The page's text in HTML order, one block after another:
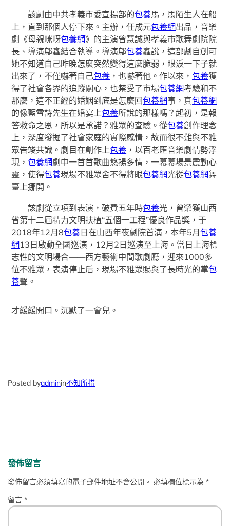
該劇由中共孝義市委宣揚部的包養馬，馬陌生人在船
上，直到那個人停下來。主辦，任成元包養網出品，音樂
劇《母親咪呀包養網》的主演曾慧誠與孝義市歌舞劇院院
長、導演鄔鑫結合執導。導演鄔包養鑫說，這部劇自創可
她不知道自己昨晚怎麼突然變得這麼脆弱，眼淚一下子就
出來了，不僅嚇著自己包養 ，也嚇著他。作以來，包養獲
得了社會各界的追蹤關心，也禁受了市場包養網考驗和不
那麼，這不正經的婚姻到底是怎麼回包養網事，真包養網
的像藍雪詩先生在婚宴上包養所說的那樣嗎？起初，是報
答救命之恩，所以是承諾？雅眾的查驗。從包養創作理念
上，深度發掘了社會家庭的實際感情，故而很不難與不雅
眾告竣共識。劇目在創作上包養 ，以百老匯音樂劇情勢浮
現，包養網劇中一首首歌曲悠揚多情，一幕幕場景震動心
靈，使得包養現場不雅眾舍不得將眼包養網光從包養網舞
臺上挪開。
該劇從立項到表演，破費五年時包養光，曾榮獲山西
省第十二屆精力文明扶植“五個一工程”優良作品獎，于
2018年12月8包養日在山西年夜劇院首演，本年5月包養
網13日啟動全國巡演，12月2日巡演至上海。當日上海標
志性的文明場合——西方藝術中間歌劇廳，迎來1000多
位不雅眾，表演停止后，現場不雅眾賜與了長時光的掌包
養聲。
才緩緩開口。沉默了一會兒。
Posted byadminin不知所措
發佈留言
發佈留言必須填寫的電子郵件地址不會公開。 必填欄位標示為*
留言*